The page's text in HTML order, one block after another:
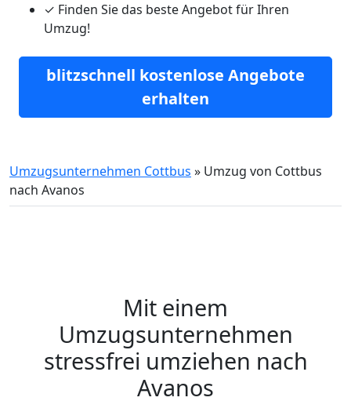
✓ Finden Sie das beste Angebot für Ihren
Umzug!
blitzschnell kostenlose Angebote
erhalten
Umzugsunternehmen Cottbus » Umzug von Cottbus
nach Avanos
Mit einem
Umzugsunternehmen
stressfrei umziehen nach
Avanos